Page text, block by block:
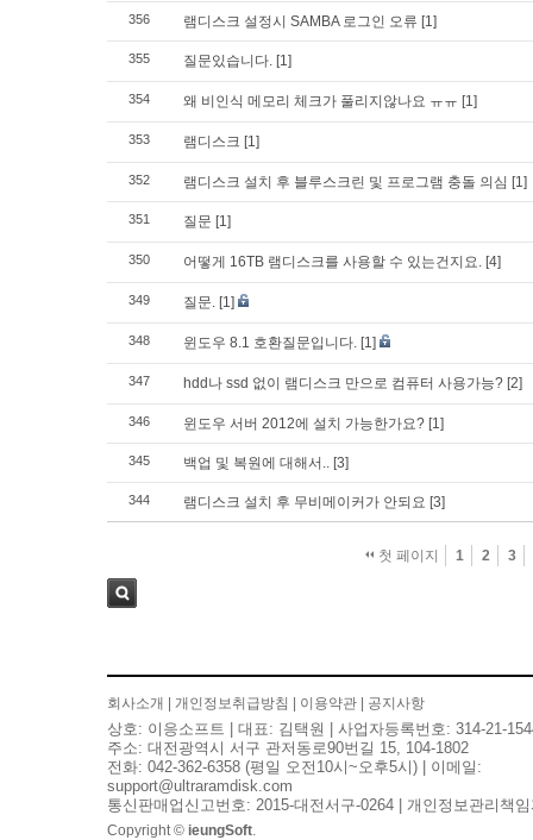
356 램디스크 설정시 SAMBA 로그인 오류 [1]
355 질문있습니다. [1]
354 왜 비인식 메모리 체크가 풀리지않나요 ㅠㅠ [1]
353 램디스크 [1]
352 램디스크 설치 후 블루스크린 및 프로그램 충돌 의심 [1]
351 질문 [1]
350 어떻게 16TB 램디스크를 사용할 수 있는건지요. [4]
349 질문. [1]
348 윈도우 8.1 호환질문입니다. [1]
347 hdd나 ssd 없이 램디스크 만으로 컴퓨터 사용가능? [2]
346 윈도우 서버 2012에 설치 가능한가요? [1]
345 백업 및 복원에 대해서.. [3]
344 램디스크 설치 후 무비메이커가 안되요 [3]
첫 페이지 1 2 3
회사소개 개인정보취급방침 이용약관 공지사항
상호: 이응소프트 | 대표: 김택원 | 사업자등록번호: 314-21-
주소: 대전광역시 서구 관저동로90번길 15, 104-1802
전화: 042-362-6358 (평일 오전10시~오후5시) | 이메일:
support@ultraramdisk.com
통신판매업신고번호: 2015-대전서구-0264 | 개인정보관리책
Copyright © ieungSoft.